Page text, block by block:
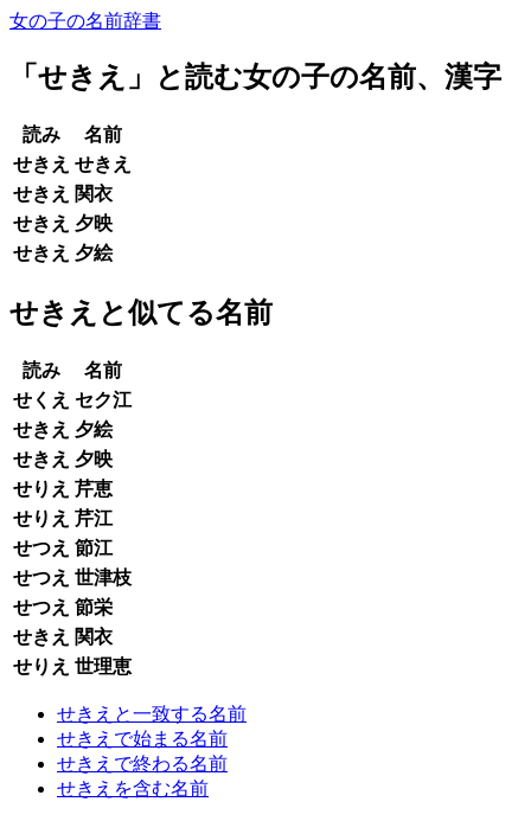
女の子の名前辞書
「 せきえ 」と読む女の子の名前、漢字
読み
名前
せきえ せきえ
せきえ 関衣
せきえ 夕映
せきえ 夕絵
せきえと似てる名前
読み
名前
せくえ セク江
せきえ 夕絵
せきえ 夕映
せりえ 芹恵
せりえ 芹江
せつえ 節江
せつえ 世津枝
せつえ 節栄
せきえ 関衣
せりえ 世理恵
せきえと一致する名前
せきえで始まる名前
せきえで終わる名前
せきえを含む名前